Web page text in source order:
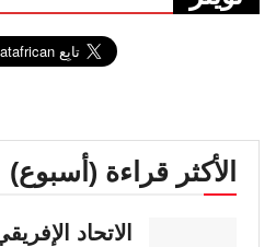
الأكثر قراءة (أسبوع)
الاتحاد